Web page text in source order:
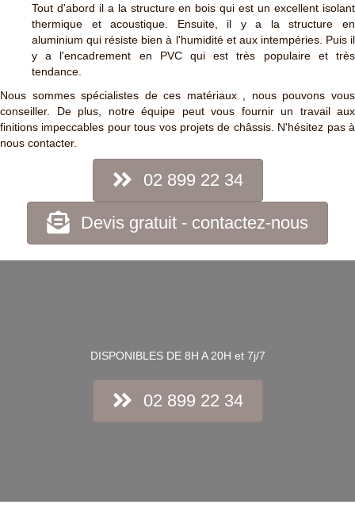
Tout d'abord il a la structure en bois qui est un excellent isolant
thermique et acoustique. Ensuite, il y a la structure en
aluminium qui résiste bien à l'humidité et aux intempéries. Puis il
y a l'encadrement en PVC qui est très populaire et très
tendance.
Nous sommes spécialistes de ces matériaux , nous pouvons vous
conseiller. De plus, notre équipe peut vous fournir un travail aux
finitions impeccables pour tous vos projets de châssis. N'hésitez pas à
nous contacter.
02 899 22 34
Devis gratuit - contactez-nous
DISPONIBLES DE 8H A 20H et 7j/7
02 899 22 34